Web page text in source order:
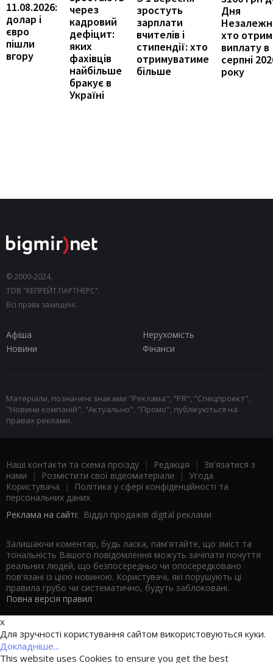
11.08.2026:
долар і
євро
пішли
вгору
через
кадровий
дефіцит:
яких
фахівців
найбільше
бракує в
Україні
зростуть
зарплати
вчителів і
стипендії: хто
отримуватиме
більше
Дня
хто
виплату в
серпні
року
© 2000-2024,
ТОВ "КЕПРЕЙТ ПАРТНЕРС".
Всі права захищені.
Афіша
Нерухомість
Новини
Фінанси
Матеріали, позначені знаками "Реклама", "PR", "Спецпроект",
"Новини компаній", "Актуально", "Промо", публікуються на
правах реклами.
Наші контакти та схема проїзду | Редакція | Зв'язатися з
нами | Розмістити свої відеоматеріали | Угода
Користувача |
Політика у сфері конфіденційності та
персональних даних
Реклама на сайті: Відділ продажів digital реклами
Залишаючи коментар, будь ласка, пам'ятайте, що зміст та
тональність Вашого повідомлення можуть зачіпати почуття
реальних людей, що безпосередньо чи опосередковано
пов'язані із цією новиною. Користувачі, які порушують ці
правила грубо чи систематично, будуть заблоковані.
Повна версія правил
x
Для зручності користування сайтом використовуються куки.
Докладніше...
This website uses Cookies to ensure you get the best